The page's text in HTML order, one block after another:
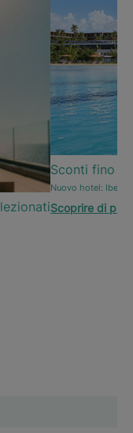
Sconti fino al
Nuovo hotel:
Scoprire di più